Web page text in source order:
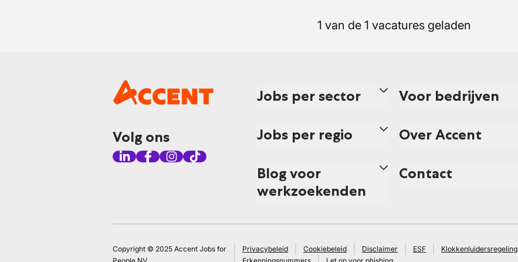
1 van de 1 vacatures geladen
Volg ons
Jobs per sector
Jobs per regio
Blog voor
werkzoekenden
Voor bedrijven
Over Accent
Contact
Copyright © 2025 Accent Jobs for
Privacybeleid Cookiebeleid Disclaimer ESF
Klokkenluidersregeling